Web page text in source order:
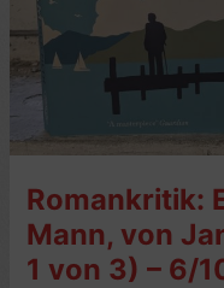
Romankritik:
Mann, von
1 von 3) – 6/